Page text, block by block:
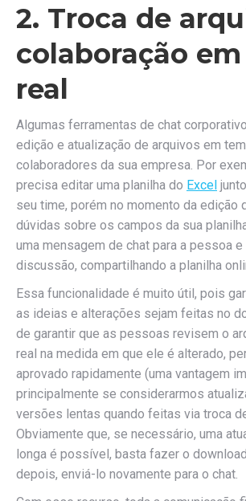
2. Troca de
colaboração
real
Algumas ferramentas de chat
edição e atualização de arquivos em
colaboradores da sua empresa. Por
precisa editar uma planilha do Excel
seu time, porém no momento da edição
dúvidas sobre os campos da sua
uma mensagem de chat para a pessoa e
discussão, compartilhando a planilha
Essa funcionalidade é muito útil, pois
as ideias e alterações sejam feitas no
de garantir que as pessoas revisem o
real na medida em que ele é alterado,
aprovado rapidamente (uma vantagem
principalmente se considerarmos
versões lentas quando feitas via troca
Obviamente que, se necessário, uma
longa é possível, basta fazer o
depois, enviá-lo novamente para o chat.